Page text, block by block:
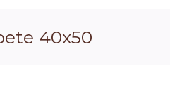
40x50